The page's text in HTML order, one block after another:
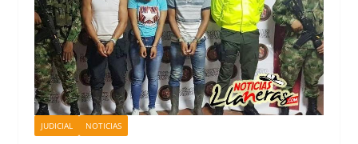
JUDICIAL NOTICIAS